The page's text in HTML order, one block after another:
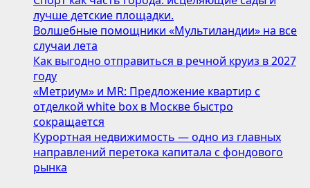
лучше детские площадки.
Волшебные помощники «Мультиландии» на все
случаи лета
Как выгодно отправиться в речной круиз в 2027
году
«Метриум» и MR: Предложение квартир с
отделкой white box в Москве быстро
сокращается
Курортная недвижимость — одно из главных
направлений перетока капитала с фондового
рынка